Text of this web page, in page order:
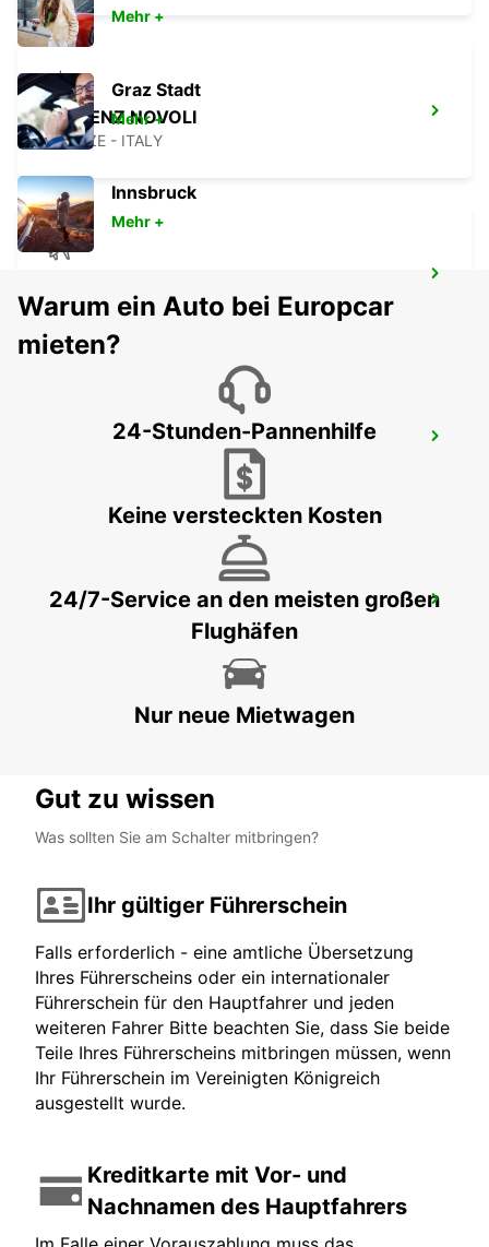
FLORENZ NOVOLI
FIRENZE - ITALY
FIRENZE - ITALY
AREZZO
Mehr +
Graz Stadt
Mehr +
Innsbruck
Mehr +
Warum ein Auto bei Europcar
mieten?
24-Stunden-Pannenhilfe
Keine versteckten Kosten
24/7-Service an den meisten großen
Flughäfen
Nur neue Mietwagen
Gut zu wissen
Was sollten Sie am Schalter mitbringen?
Ihr gültiger Führerschein
Falls erforderlich - eine amtliche Übersetzung
Ihres Führerscheins oder ein internationaler
Führerschein für den Hauptfahrer und jeden
weiteren Fahrer Bitte beachten Sie, dass Sie beide
Teile Ihres Führerscheins mitbringen müssen, wenn
Ihr Führerschein im Vereinigten Königreich
ausgestellt wurde.
Kreditkarte mit Vor- und
Nachnamen des Hauptfahrers